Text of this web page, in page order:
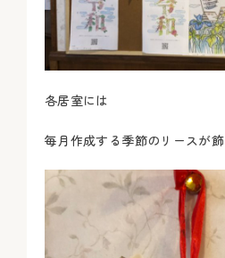
各居室には
毎月作成する季節のリースが飾